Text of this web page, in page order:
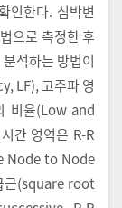
인한다. 심박변
으로 측정한 후
석하는 방법이
LF), 고주파 영
비율(Low and
간 영역은 R-R
Node to Node
근(square root